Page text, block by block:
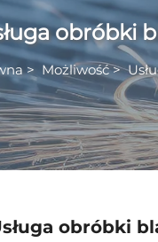
obróbki
> Możliwość>
obróbki